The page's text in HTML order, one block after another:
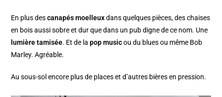
En plus descanapés moelleuxdans quelques pièces, des chaises
en bois aussi sobre et dur que dans un pub digne de ce nom. Une
lumière tamisée. Et de lapop musicou du blues ou même Bob
Marley. Agréable.
Au sous-sol encore plus de places et d’autres bières en pression.